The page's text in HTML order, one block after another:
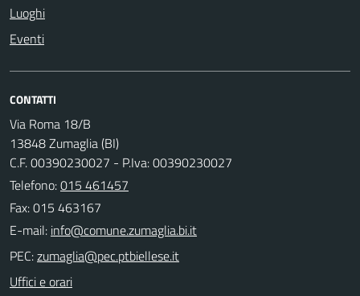
Luoghi
Eventi
CONTATTI
Via Roma 18/B
13848 Zumaglia (BI)
C.F. 00390230027 - P.Iva: 00390230027
Telefono:015 461457
Fax: 015 463167
E-mail:
PEC:
Uffici e orari